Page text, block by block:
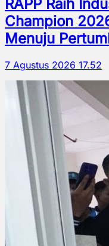
RAPP Raih
Champion
Menuju
7 Agustus 2026 17.52